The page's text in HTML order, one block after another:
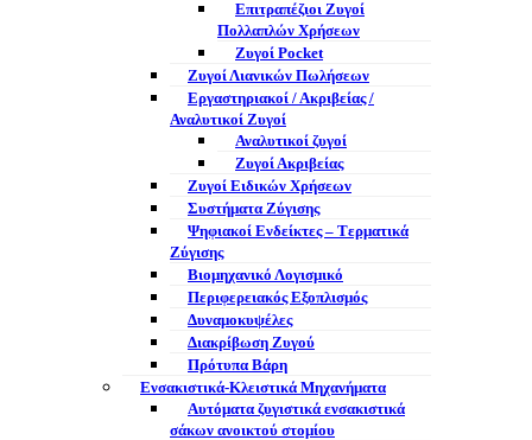
Επιτραπέζιοι Ζυγοί
Πολλαπλών Χρήσεων
Ζυγοί Pocket
Ζυγοί Λιανικών Πωλήσεων
Εργαστηριακοί / Ακριβείας /
Αναλυτικοί Ζυγοί
Αναλυτικοί ζυγοί
Ζυγοί Ακριβείας
Ζυγοί Ειδικών Χρήσεων
Συστήματα Ζύγισης
Ψηφιακοί Ενδείκτες – Tερματικά
Ζύγισης
Βιομηχανικό Λογισμικό
Περιφερειακός Εξοπλισμός
Δυναμοκυψέλες
Διακρίβωση Ζυγού
Πρότυπα Βάρη
Ενσακιστικά-Κλειστικά Μηχανήματα
Αυτόματα ζυγιστικά ενσακιστικά
σάκων ανοικτού στομίου